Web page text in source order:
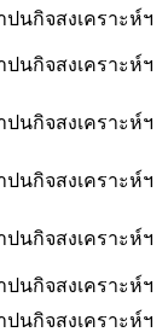
นกิจสงเคราะห์ฯ
นกิจสงเคราะห์ฯ
นกิจสงเคราะห์ฯ
นกิจสงเคราะห์ฯ
นกิจสงเคราะห์ฯ
นกิจสงเคราะห์ฯ
นกิจสงเคราะห์ฯ